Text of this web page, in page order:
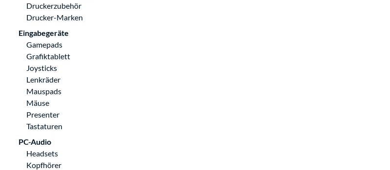
Druckerzubehör
Drucker-Marken
Eingabegeräte
Gamepads
Grafiktablett
Joysticks
Lenkräder
Mauspads
Mäuse
Presenter
Tastaturen
PC-Audio
Headsets
Kopfhörer